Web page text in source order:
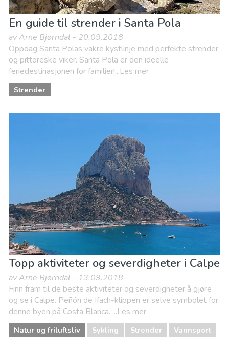
En guide til strender i Santa Pola
av Arne Bjørndal - 20.09.2018
Oppdag Santa Polas vakre kystlinje med perfekte strender
og pittoreske viker. Santa Pola er den ideelle
feriedestinasjonen for familier!...Les mer
Strender
Topp aktiviteter og severdigheter i Calpe
av Arne Bjørndal - 13.09.2018
Finn fram til de beste aktiviteter og severdigheter å gjøre
og se i Calpe. Peñón de Ifach-klippen er selve symbolet for
denne byen på Costa Blanca. ...Les mer
Natur og friluftsliv Sykling Strender Vannsport